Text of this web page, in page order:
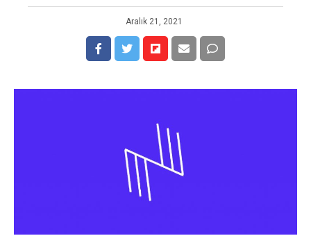
Aralık 21, 2021